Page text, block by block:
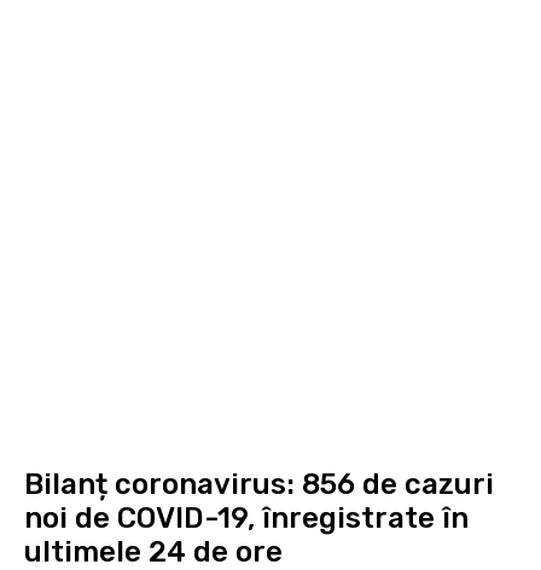
Bilanț coronavirus: 856 de cazuri
noi de COVID-19, înregistrate în
ultimele 24 de ore